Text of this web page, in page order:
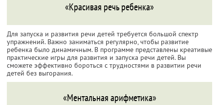
«Красивая речь ребенка»
Для запуска и развития речи детей требуется большой спектр
упражнений. Важно заниматься регулярно, чтобы развитие
ребенка было динамичным. В программе представлены креативые
практические игры для развития и запуска речи детей. Вы
сможете эффективно бороться с трудностями в развитии речи
детей без выгорания.
«Ментальная арифметика»